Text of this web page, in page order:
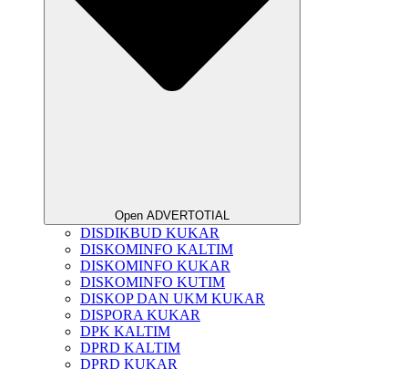
Open ADVERTOTIAL
DISDIKBUD KUKAR
DISKOMINFO KALTIM
DISKOMINFO KUKAR
DISKOMINFO KUTIM
DISKOP DAN UKM KUKAR
DISPORA KUKAR
DPK KALTIM
DPRD KALTIM
DPRD KUKAR